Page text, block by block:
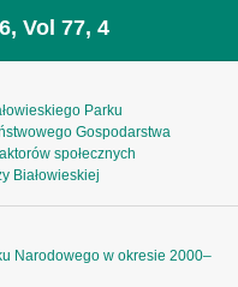
Vol 77, 4
Parku
Gospodarstwa
społecznych
Białowieskiej
Narodowego w okresie 2000–